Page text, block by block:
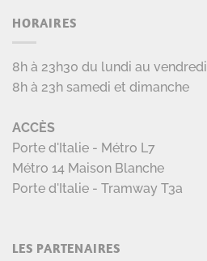
HORAIRES
8h à 23h30 du lundi au vendredi
8h à 23h samedi et dimanche
ACCÈS
Porte d'Italie - Métro L7
Métro 14 Maison Blanche
Porte d'Italie - Tramway T3a
LES PARTENAIRES